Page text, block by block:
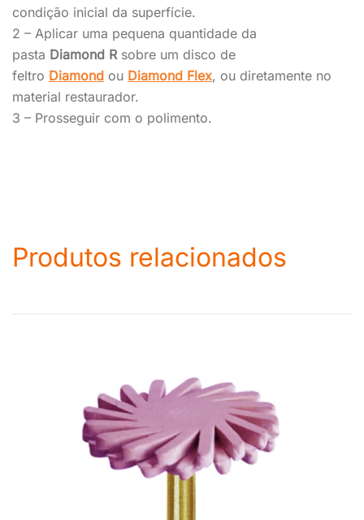
condição inicial da superfície.
2 – Aplicar uma pequena quantidade da
pasta Diamond Rsobre um disco de
feltro Diamond ou Diamond Flex, ou diretamente no
material restaurador.
3 – Prosseguir com o polimento.
Produtos relacionados